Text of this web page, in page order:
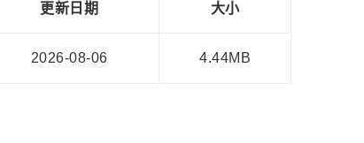
更新日期 大小
2026-08-06 4.44MB